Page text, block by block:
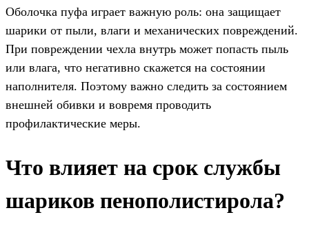
Оболочка пуфа играет важную роль: она защищает
шарики от пыли, влаги и механических повреждений.
При повреждении чехла внутрь может попасть пыль
или влага, что негативно скажется на состоянии
наполнителя. Поэтому важно следить за состоянием
внешней обивки и вовремя проводить
профилактические меры.
Что влияет на срок службы
шариков пенополистирола?